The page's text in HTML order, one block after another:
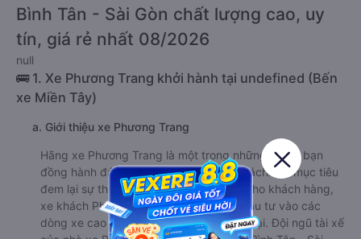
Bình Tân - Sài Gòn chất lượng cao, uy
tín, giá rẻ nhất 08/2026
null
🚌 1. Xe Phương Trang khởi hành tại undefined (Bến
xe Miền Tây)
a. Giới thiệu xe Phương Trang
Hãng xe Phương Trang là một trong những người bạn
đồng hành đáng tin cậy với nhiều du khách. Với mục tiêu
đem lại sự thoải mái và tiện nghi tối đa cho khách hàng,
xe khách Phương Trang đã chú trọng đầu tư vào các
dòng xe cao cấp với nhiều tiện ích hiện đại. Đội ngũ tài xế